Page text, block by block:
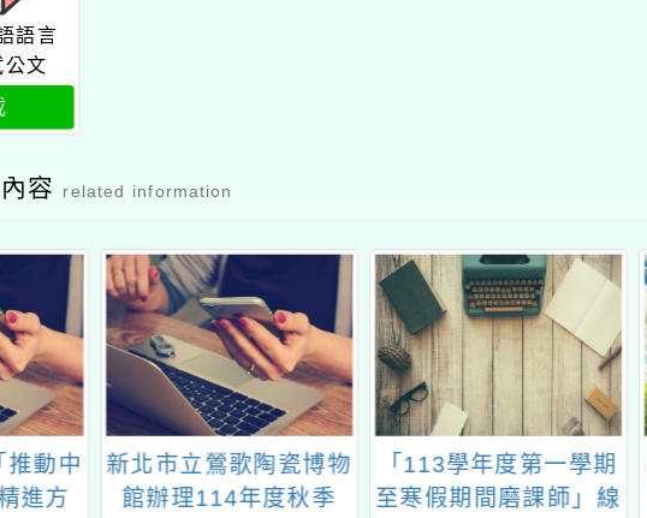
語言
公文
容 related information
推動中
進方
新北市立鶯歌陶瓷博物
館辦理114年度秋季
「113學年度第一學期
至寒假期間磨課師」線